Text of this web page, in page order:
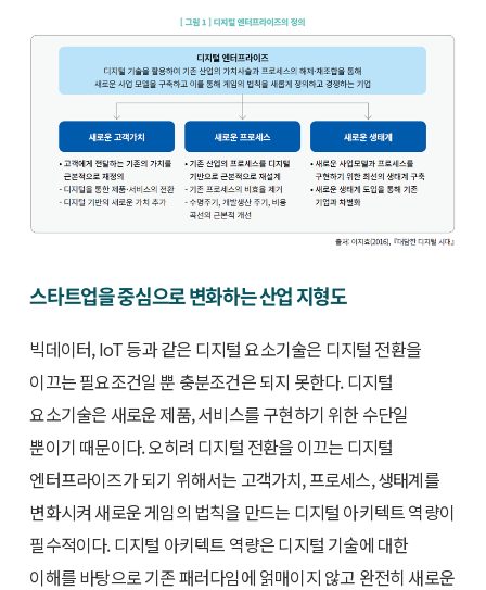
스타트업을 중심으로 변화하는 산업 지형도
빅데이터, IoT 등과 같은 디지털 요소기술은 디지털 전환을
이끄는 필요조건일 뿐 충분조건은 되지 못한다. 디지털
요소기술은 새로운 제품, 서비스를 구현하기 위한 수단일
뿐이기 때문이다. 오히려 디지털 전환을 이끄는 디지털
엔터프라이즈가 되기 위해서는 고객가치, 프로세스, 생태계를
변화시켜 새로운 게임의 법칙을 만드는 디지털 아키텍트 역량이
필수적이다. 디지털 아키텍트 역량은 디지털 기술에 대한
이해를 바탕으로 기존 패러다임에 얽매이지 않고 완전히 새로운